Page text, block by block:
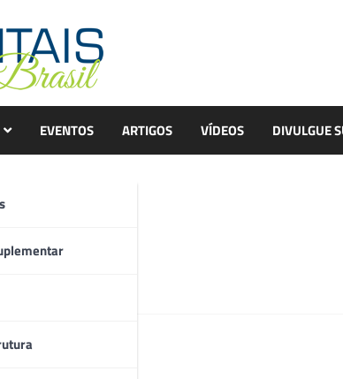
EVENTOS ARTIGOS VÍDEOS DIVULGUE